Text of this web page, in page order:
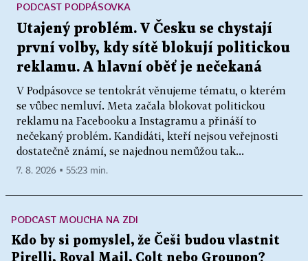
Utajený problém. V Česku se chystají
první volby, kdy sítě blokují politickou
reklamu. A hlavní oběť je nečekaná
V Podpásovce se tentokrát věnujeme tématu, o kterém
se vůbec nemluví. Meta začala blokovat politickou
reklamu na Facebooku a Instagramu a přináší to
nečekaný problém. Kandidáti, kteří nejsou veřejnosti
dostatečně známí, se najednou nemůžou tak...
PODCAST PODPÁSOVKA
7. 8. 2026 ▪ 55:23 min.
PODCAST MOUCHA NA ZDI
Kdo by si pomyslel, že Češi budou vlastnit
Pirelli, Royal Mail, Colt nebo Groupon?